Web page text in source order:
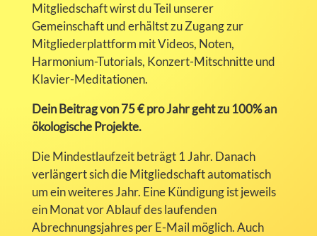
Mitgliedschaft wirst du Teil unserer
Gemeinschaft und erhältst zu Zugang zur
Mitgliederplattform mit Videos, Noten,
Harmonium-Tutorials, Konzert-Mitschnitte und
Klavier-Meditationen.
Dein Beitrag von 75 € pro Jahr geht zu 100% an
ökologische Projekte.
Die Mindestlaufzeit beträgt 1 Jahr. Danach
verlängert sich die Mitgliedschaft automatisch
um ein weiteres Jahr. Eine Kündigung ist jeweils
ein Monat vor Ablauf des laufenden
Abrechnungsjahres per E-Mail möglich. Auch